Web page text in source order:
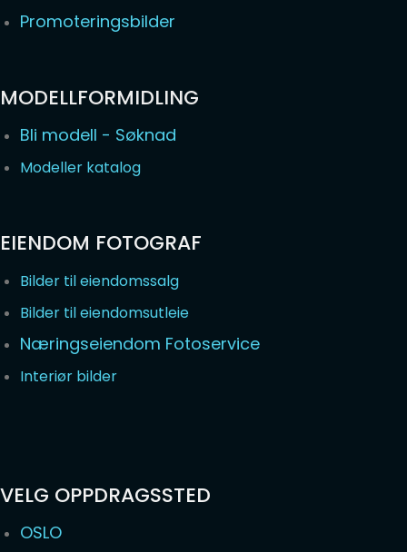
Promoteringsbilder
MODELLFORMIDLING
Bli modell - Søknad
Modeller katalog
EIENDOM FOTOGRAF
Bilder til eiendomssalg
Bilder til eiendomsutleie
Næringseiendom Fotoservice
Interiør bilder
VELG OPPDRAGSSTED
OSLO